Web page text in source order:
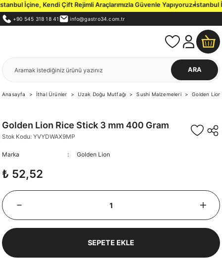
İçine, Kendi Çift Rejimli Araçlarımızla Güvenle Yapıyoruz.İstanbul İçi
+90 545 318 18 41 info@gastro34.com.tr
ARA
Anasayfa İthal Ürünler Uzak Doğu Mutfağı Sushi Malzemeleri Golden
Golden Lion Rice Stick 3 mm 400 Gram
Stok Kodu: YVYDWAX9MP
Marka Golden Lion
₺ 52,52
SEPETE EKLE